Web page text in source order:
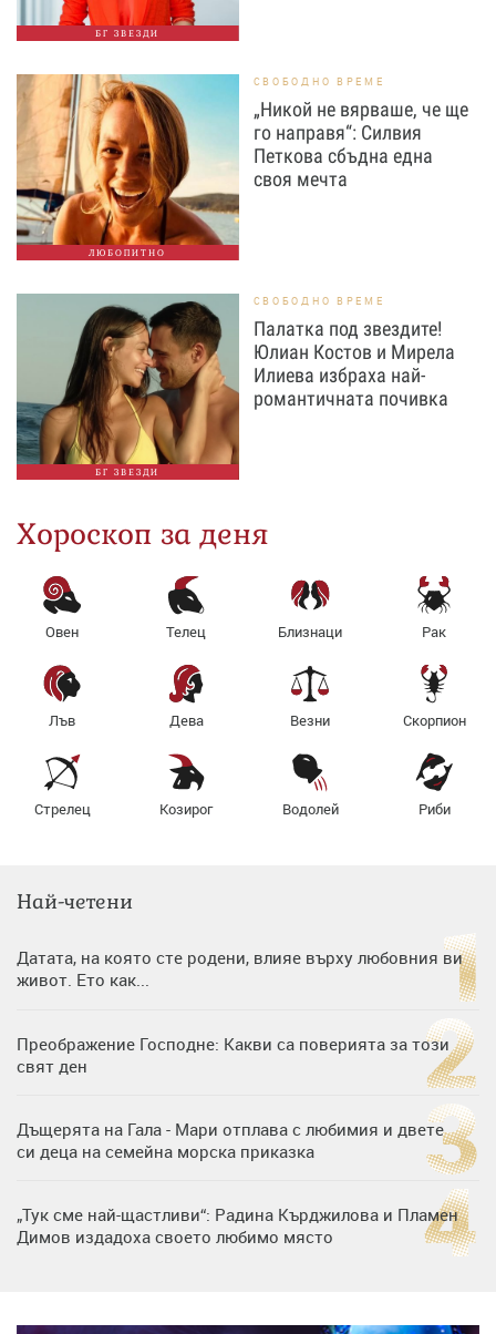
БГ ЗВЕЗДИ
ЛЮБОПИТНО
СВОБОДНО ВРЕМЕ
„Никой не вярваше, че ще
го направя“: Силвия
Петкова сбъдна една
своя мечта
БГ ЗВЕЗДИ
СВОБОДНО ВРЕМЕ
Палатка под звездите!
Юлиан Костов и Мирела
Илиева избраха най-
романтичната почивка
Хороскоп за деня
Овен Телец Близнаци Рак
Лъв Дева Везни Скорпион
Стрелец Козирог Водолей Риби
Най-четени
Датата, на която сте родени, влияе върху любовния ви
живот. Ето как...
Преображение Господне: Какви са поверията за този
свят ден
Дъщерята на Гала - Мари отплава с любимия и двете
си деца на семейна морска приказка
„Тук сме най-щастливи“: Радина Кърджилова и Пламен
Димов издадоха своето любимо място
Братя Аргирови я изненадаха с песен